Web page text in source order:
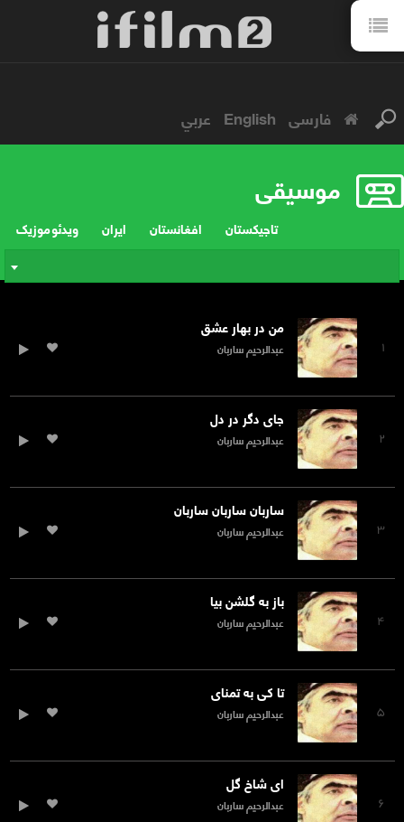
فارسی English عربي
موسیقی
ویدئو موزیک ایران افغانستان تاجیکستان
۱
من در بهار عشق
عبدالرحیم ساربان
۲
جای دگر در دل
عبدالرحیم ساربان
۳
ساربان ساربان ساربان
عبدالرحیم ساربان
۴
باز به گلشن بیا
عبدالرحیم ساربان
۵
تا کی به تمنای
عبدالرحیم ساربان
۶
ای شاخ گل
عبدالرحیم ساربان